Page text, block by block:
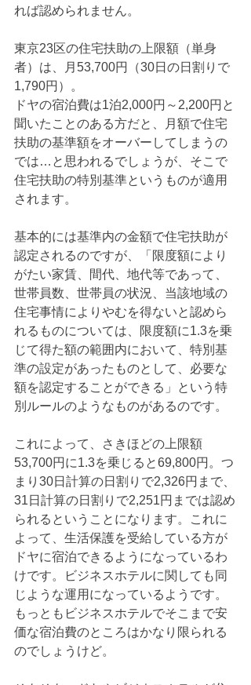
れば認められません。
東京23区の住宅扶助の上限額（単身
者）は、月53,700円（30日の日割りで
1,790円）。
ドヤの宿泊費は1泊2,000円～2,200円と
聞いたことのある方だと、月額で住宅
扶助の基準額をオーバーしてしまうの
では…と思われるでしょうが、そこで
住宅扶助の特別基準というものが適用
されます。
基本的には基準内の金額で住宅扶助が
認定されるのですが、「限度額により
がたい家賃、間代、地代等であって、
世帯員数、世帯員の状況、当該地域の
住宅事情によりやむを得ないと認めら
れるものについては、限度額に1.3を乗
じて得た額の範囲内において、特別基
準の設定があったものとして、必要な
額を認定することができる」という特
別ルールのようなものがあるのです。
これによって、さきほどの上限額
53,700円に1.3を乗じると69,800円。つ
まり30日計算の日割りで2,326円まで、
31日計算の日割りで2,251円までは認め
られるということになります。これに
よって、生活保護を受給している方が
ドヤに宿泊できるようになっているわ
けです。ビジネスホテルに関しても同
じような運用になっているようです。
もっともビジネスホテルでそこまで安
価な宿泊費のところはかなり限られる
のでしょうけど。